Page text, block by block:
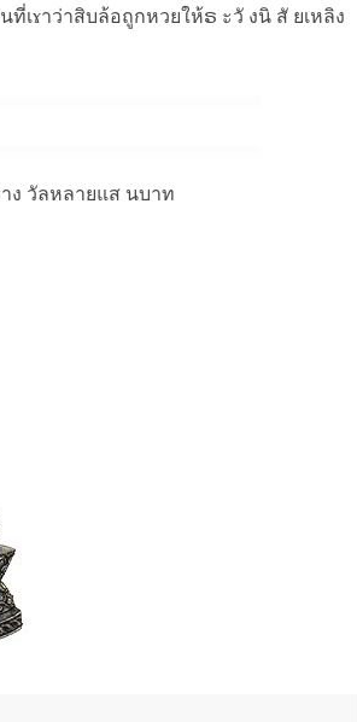
เɤาว่าสิบล้อถูกหวยให้ຣ ะวั งนิ สั ยเหลิง
ง วัลหลายแส นบาท